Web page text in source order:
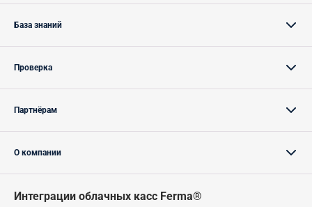
База знаний
Проверка
Партнёрам
О компании
Интеграции облачных касс Ferma®